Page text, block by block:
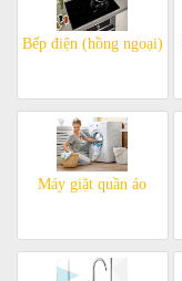
Bếp điện (hồng ngoại)
Máy giặt quần áo